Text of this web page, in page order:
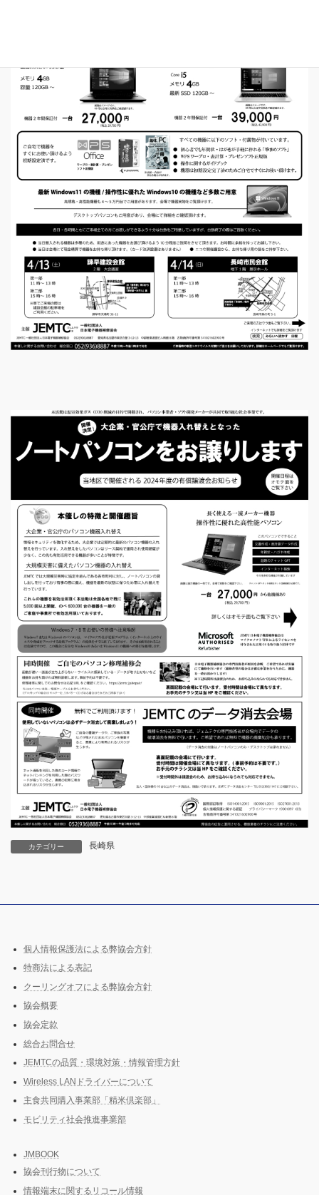
カテゴリー 長崎県
個人情報保護法による弊協会方針
特商法による表記
クーリングオフによる弊協会方針
協会概要
協会定款
総合お問合せ
JEMTCの品質・環境対策・情報管理方針
Wireless LANドライバーについて
主食共同購入事業部「精米倶楽部」
モビリティ社会推進事業部
JMBOOK
協会刊行物について
情報端末に関するリコール情報